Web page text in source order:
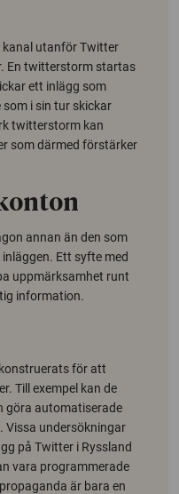
kanal utanför Twitter
En twitterstorm startas
ett inlägg som
i sin tur skickar
twitterstorm kan
som därmed förstärker
annan än den som
Ett syfte med
uppmärksamhet runt
information.
för att
Till exempel kan de
göra automatiserade
Vissa undersökningar
på Twitter i Ryssland
vara programmerade
är bara en